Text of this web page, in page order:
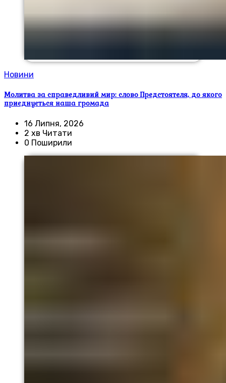
Новини
Молитва за справедливий мир: слово Предстоятеля, до якого
приєднується наша громада
16 Липня, 2026
2 хв Читати
0 Поширили